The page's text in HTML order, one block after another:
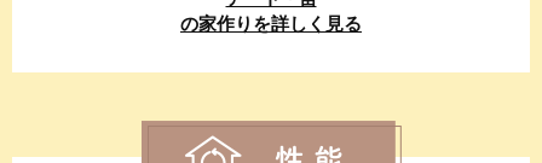
の家作りを詳しく 見る